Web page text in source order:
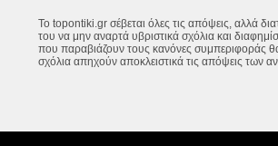
Το topontiki.gr σέβεται όλες τις απόψεις, αλλά
του να μην αναρτά υβριστικά σχόλια και
που παραβιάζουν τους κανόνες συμπεριφοράς
σχόλια απηχούν αποκλειστικά τις απόψεις των